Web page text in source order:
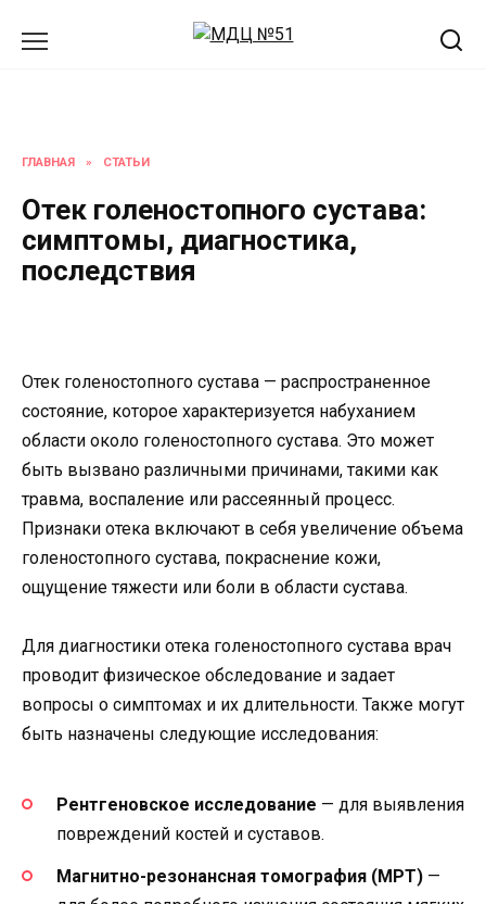
ГЛАВНАЯ » СТАТЬИ
Отек голеностопного сустава:
симптомы, диагностика,
последствия
Отек голеностопного сустава — распространенное
состояние, которое характеризуется набуханием
области около голеностопного сустава. Это может
быть вызвано различными причинами, такими как
травма, воспаление или рассеянный процесс.
Признаки отека включают в себя увеличение объема
голеностопного сустава, покраснение кожи,
ощущение тяжести или боли в области сустава.
Для диагностики отека голеностопного сустава врач
проводит физическое обследование и задает
вопросы о симптомах и их длительности. Также могут
быть назначены следующие исследования:
Рентгеновское исследование — для выявления
повреждений костей и суставов.
Магнитно-резонансная томография (МРТ) —